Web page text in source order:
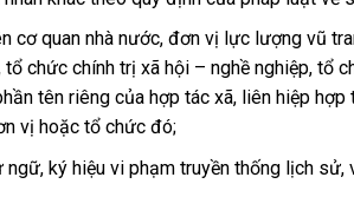
cơ quan nhà nước, đơn vị lực lượng vũ
chức chính trị xã hội – nghề nghiệp, tổ
tên riêng của hợp tác xã, liên hiệp
vị hoặc tổ chức đó;
ký hiệu vi phạm truyền thống lịch